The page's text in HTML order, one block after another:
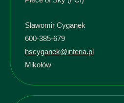
Sławomir Cyganek
600-385-679
hscyganek@interia.pl
Mikołów